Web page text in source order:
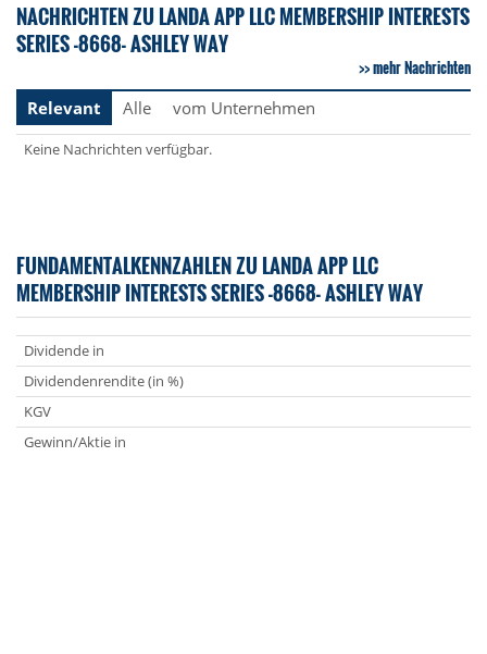
NACHRICHTEN ZU LANDA APP LLC MEMBERSHIP INTERESTS
SERIES -8668- ASHLEY WAY
mehr Nachrichten
Relevant
Alle vom Unternehmen
Keine Nachrichten verfügbar.
FUNDAMENTALKENNZAHLEN ZU LANDA APP LLC
MEMBERSHIP INTERESTS SERIES -8668- ASHLEY WAY
Dividende in
Dividendenrendite (in %)
KGV
Gewinn/Aktie in